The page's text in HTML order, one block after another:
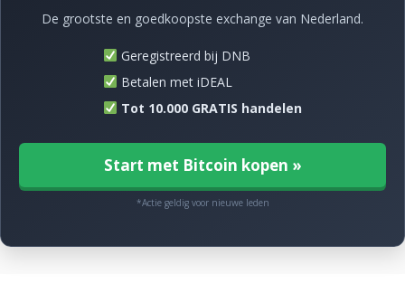
De grootste en goedkoopste exchange van Nederland.
Geregistreerd bij DNB
Betalen met iDEAL
Tot 10.000 GRATIS handelen
Start met Bitcoin kopen »
*Actie geldig voor nieuwe leden